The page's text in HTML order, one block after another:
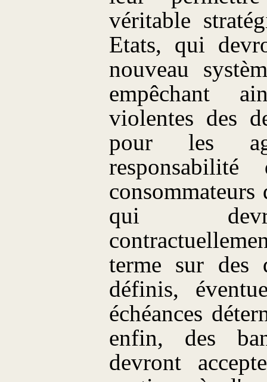
véritable
Etats, qui
nouveau
empêchant
violentes des
pour les
consommateurs
qui
terme sur des
définis,
échéances
enfin, des
devront